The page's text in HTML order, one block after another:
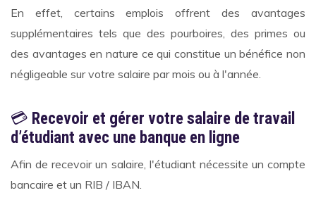
En effet, certains emplois offrent des avantages
supplémentaires tels que des pourboires, des primes ou
des avantages en nature ce qui constitue un bénéfice non
négligeable sur votre salaire par mois ou à l'année.
💳 Recevoir et gérer votre salaire de travail
d’étudiant avec une banque en ligne
Afin de recevoir un salaire, l'étudiant nécessite un compte
bancaire et un RIB / IBAN.